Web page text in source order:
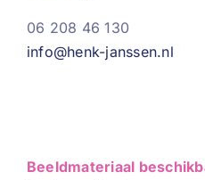
06 208 46 130
info@henk-janssen.nl
Beeldmateriaal